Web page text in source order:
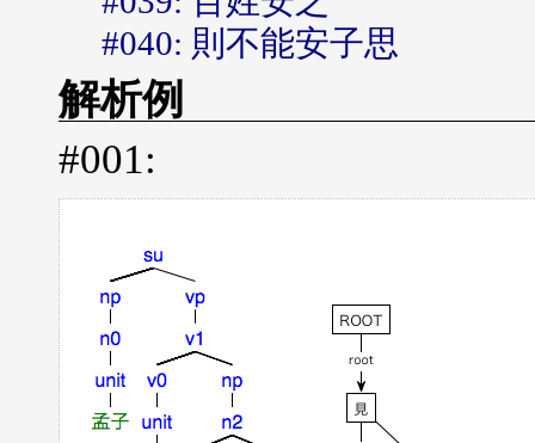
#040: 則不能安子思
解析例
#001: